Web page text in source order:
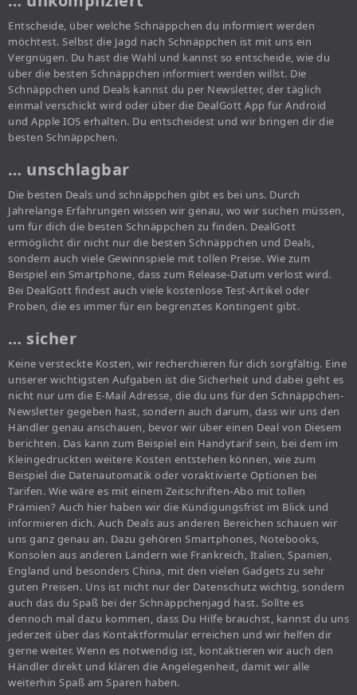
Entscheide, über welche Schnäppchen du informiert werden
möchtest. Selbst die Jagd nach Schnäppchen ist mit uns ein
Vergnügen. Du hast die Wahl und kannst so entscheide, wie du
über die besten Schnäppchen informiert werden willst. Die
Schnäppchen und Deals kannst du per Newsletter, der täglich
einmal verschickt wird oder über die DealGott App für Android
und Apple IOS erhalten. Du entscheidest und wir bringen dir die
besten Schnäppchen.
… unschlagbar
Die besten Deals und schnäppchen gibt es bei uns. Durch
Jahrelange Erfahrungen wissen wir genau, wo wir suchen müssen,
um für dich die besten Schnäppchen zu finden. DealGott
ermöglicht dir nicht nur die besten Schnäppchen und Deals,
sondern auch viele Gewinnspiele mit tollen Preise. Wie zum
Beispiel ein Smartphone, dass zum Release-Datum verlost wird.
Bei DealGott findest auch viele kostenlose Test-Artikel oder
Proben, die es immer für ein begrenztes Kontingent gibt.
… sicher
Keine versteckte Kosten, wir recherchieren für dich sorgfältig. Eine
unserer wichtigsten Aufgaben ist die Sicherheit und dabei geht es
nicht nur um die E-Mail Adresse, die du uns für den Schnäppchen-
Newsletter gegeben hast, sondern auch darum, dass wir uns den
Händler genau anschauen, bevor wir über einen Deal von Diesem
berichten. Das kann zum Beispiel ein Handytarif sein, bei dem im
Kleingedruckten weitere Kosten entstehen können, wie zum
Beispiel die Datenautomatik oder voraktivierte Optionen bei
Tarifen. Wie wäre es mit einem Zeitschriften-Abo mit tollen
Prämien? Auch hier haben wir die Kündigungsfrist im Blick und
informieren dich. Auch Deals aus anderen Bereichen schauen wir
uns ganz genau an. Dazu gehören Smartphones, Notebooks,
Konsolen aus anderen Ländern wie Frankreich, Italien, Spanien,
England und besonders China, mit den vielen Gadgets zu sehr
guten Preisen. Uns ist nicht nur der Datenschutz wichtig, sondern
auch das du Spaß bei der Schnäppchenjagd hast. Sollte es
dennoch mal dazu kommen, dass Du Hilfe brauchst, kannst du uns
jederzeit über das Kontaktformular erreichen und wir helfen dir
gerne weiter. Wenn es notwendig ist, kontaktieren wir auch den
Händler direkt und klären die Angelegenheit, damit wir alle
weiterhin Spaß am Sparen haben.